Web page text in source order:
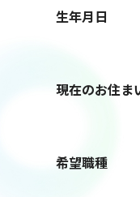
生年月日
現在のお住ま
希望職種